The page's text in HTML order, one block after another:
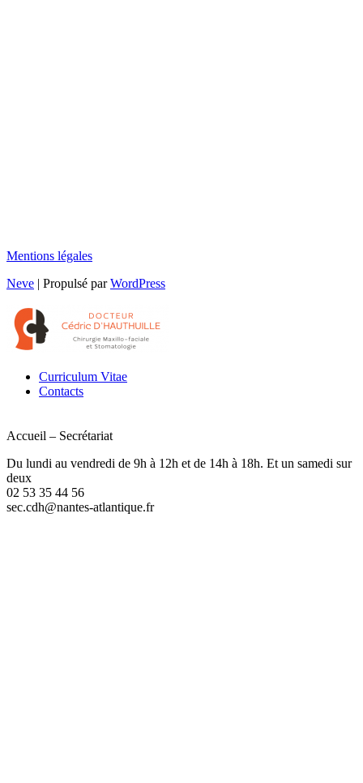
Mentions légales
Neve | Propulsé parWordPress
Curriculum Vitae
Contacts
Accueil – Secrétariat
Du lundi au vendredi de 9h à 12h et de 14h à 18h. Et un samedi sur
deux
02 53 35 44 56
sec.cdh@nantes-atlantique.fr